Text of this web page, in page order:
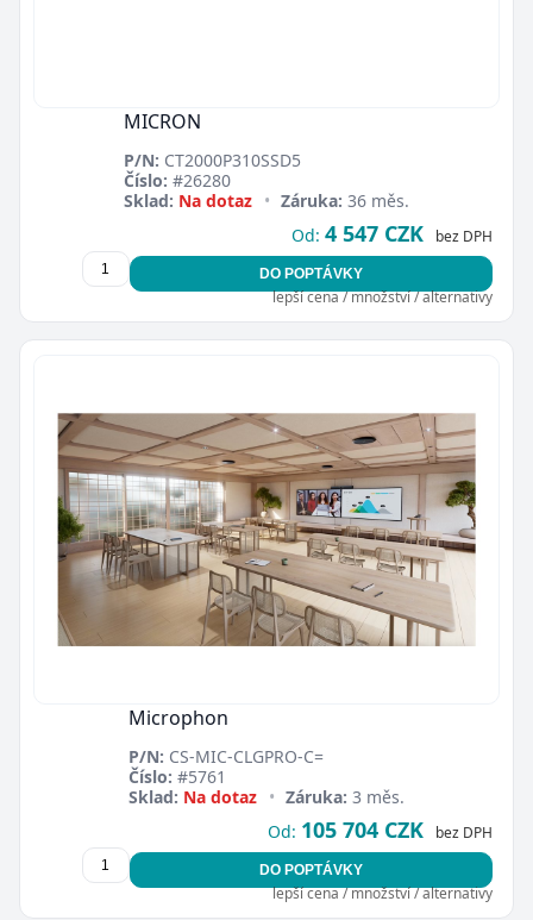
MICRON
P/N: CT2000P310SSD5
Číslo: #26280
Sklad: Na dotaz • Záruka: 36 měs.
Od: 4 547 CZK bez DPH
DO POPTÁVKY
lepší cena / množství / alternativy
Microphon
P/N: CS-MIC-CLGPRO-C=
Číslo: #5761
Sklad: Na dotaz • Záruka: 3 měs.
Od: 105 704 CZK bez DPH
DO POPTÁVKY
lepší cena / množství / alternativy